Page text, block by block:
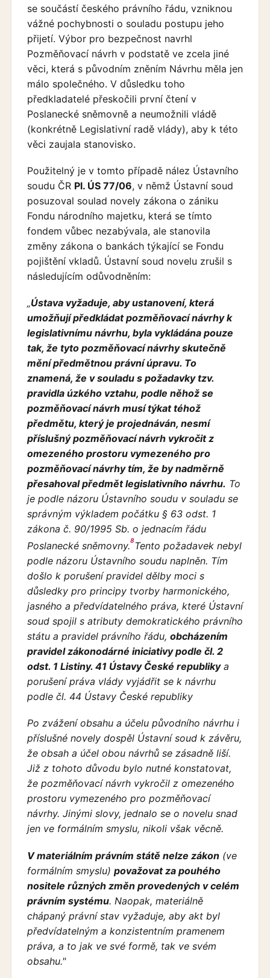
se součástí českého právního řádu, vzniknou
vážné pochybnosti o souladu postupu jeho
přijetí. Výbor pro bezpečnost navrhl
Pozměňovací návrh v podstatě ve zcela jiné
věci, která s původním zněním Návrhu měla jen
málo společného. V důsledku toho
předkladatelé přeskočili první čtení v
Poslanecké sněmovně a neumožnili vládě
(konkrétně Legislativní radě vlády), aby k této
věci zaujala stanovisko.
Použitelný je v tomto případě nález Ústavního
soudu ČR Pl. ÚS 77/06, v němž Ústavní soud
posuzoval soulad novely zákona o zániku
Fondu národního majetku, která se tímto
fondem vůbec nezabývala, ale stanovila
změny zákona o bankách týkající se Fondu
pojištění vkladů. Ústavní soud novelu zrušil s
následujícím odůvodněním:
„Ústava vyžaduje, aby ustanovení, která
umožňují předkládat pozměňovací návrhy k
legislativnímu návrhu, byla vykládána pouze
tak, že tyto pozměňovací návrhy skutečně
mění předmětnou právní úpravu. To
znamená, že v souladu s požadavky tzv.
pravidla úzkého vztahu, podle něhož se
pozměňovací návrh musí týkat téhož
předmětu, který je projednáván, nesmí
příslušný pozměňovací návrh vykročit z
omezeného prostoru vymezeného pro
pozměňovací návrhy tím, že by nadměrně
přesahoval předmět legislativního návrhu. To
je podle názoru Ústavního soudu v souladu se
správným výkladem počátku § 63 odst. 1
zákona č. 90/1995 Sb. o jednacím řádu
Poslanecké sněmovny.8Tento požadavek nebyl
podle názoru Ústavního soudu naplněn. Tím
došlo k porušení pravidel dělby moci s
důsledky pro principy tvorby harmonického,
jasného a předvídatelného práva, které Ústavní
soud spojil s atributy demokratického právního
státu a pravidel právního řádu, obcházením
pravidel zákonodárné iniciativy podle čl. 2
odst. 1 Listiny. 41 Ústavy České republiky a
porušení práva vlády vyjádřit se k návrhu
podle čl. 44 Ústavy České republiky
Po zvážení obsahu a účelu původního návrhu i
příslušné novely dospěl Ústavní soud k závěru,
že obsah a účel obou návrhů se zásadně liší.
Již z tohoto důvodu bylo nutné konstatovat,
že pozměňovací návrh vykročil z omezeného
prostoru vymezeného pro pozměňovací
návrhy. Jinými slovy, jednalo se o novelu snad
jen ve formálním smyslu, nikoli však věcně.
V materiálním právním státě nelze zákon (ve
formálním smyslu) považovat za pouhého
nositele různých změn provedených v celém
právním systému. Naopak, materiálně
chápaný právní stav vyžaduje, aby akt byl
předvídatelným a konzistentním pramenem
práva, a to jak ve své formě, tak ve svém
obsahu."